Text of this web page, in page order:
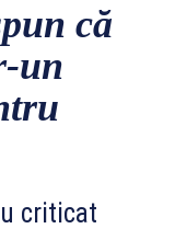
că
un
criticat